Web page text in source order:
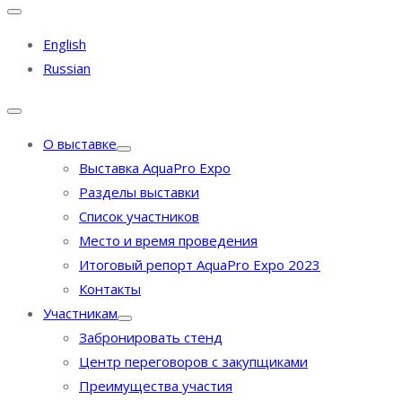
English
Russian
О выставке
Выставка AquaPro Expo
Разделы выставки
Список участников
Место и время проведения
Итоговый репорт AquaPro Expo 2023
Контакты
Участникам
Забронировать стенд
Центр переговоров с закупщиками
Преимущества участия